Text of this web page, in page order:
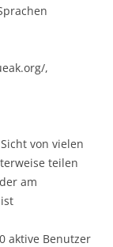
,
von vielen
teilen
am
aktive Benutzer